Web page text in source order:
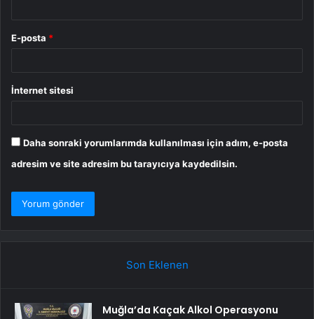
E-posta *
İnternet sitesi
Daha sonraki yorumlarımda kullanılması için adım, e-posta
adresim ve site adresim bu tarayıcıya kaydedilsin.
Son Eklenen
Muğla’da Kaçak Alkol Operasyonu